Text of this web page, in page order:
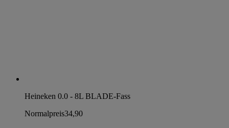
Heineken 0.0 - 8L BLADE-Fass
Normalpreis34,90